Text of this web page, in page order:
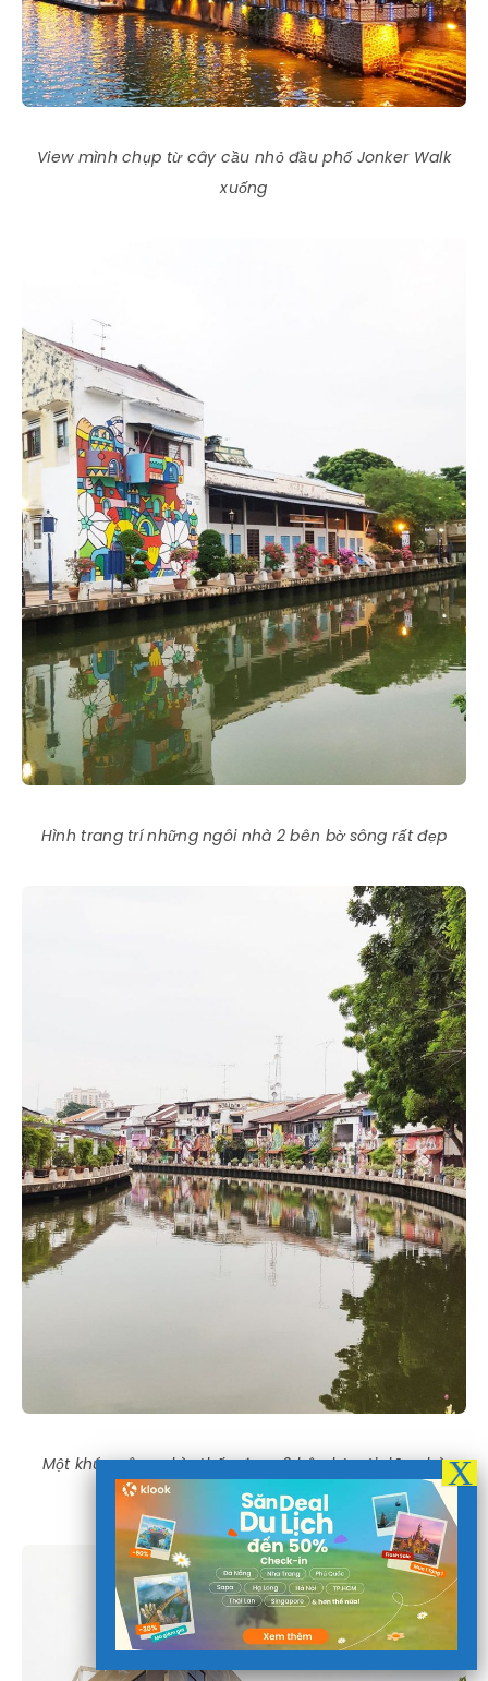
View mình chụp từ cây cầu nhỏ đầu phố Jonker Walk
xuống
Hình trang trí những ngôi nhà 2 bên bờ sông rất đẹp
Một khúc sông nhìn thấy được 2 bên bờ với dãy nhà
được trang trí đủ màu sắc